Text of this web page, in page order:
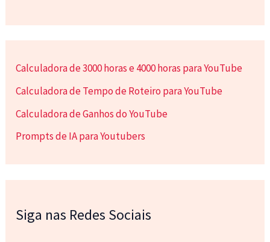
Calculadora de 3000 horas e 4000 horas para YouTube
Calculadora de Tempo de Roteiro para YouTube
Calculadora de Ganhos do YouTube
Prompts de IA para Youtubers
Siga nas Redes Sociais